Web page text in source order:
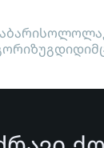
ზუგდიდი